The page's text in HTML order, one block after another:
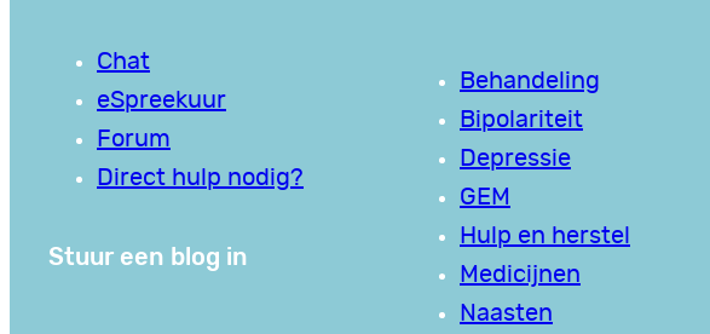
Chat
eSpreekuur
Forum
Direct hulp nodig?
Stuur een blog in
Behandeling
Bipolariteit
Depressie
GEM
Hulp en herstel
Medicijnen
Naasten